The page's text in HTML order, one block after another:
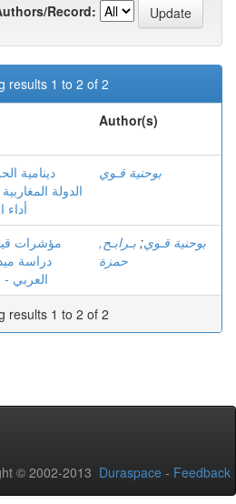
Record:
results 1 to 2 of 2
Author(s)
دينامية
الدولة
أداء
بوحنية قـوي
مؤشرات
دراسة
العربي -
بوحنية قـوي; بـرابـح,
حمزة
results 1 to 2 of 2
© 2002-2013 Duraspace - Feedback